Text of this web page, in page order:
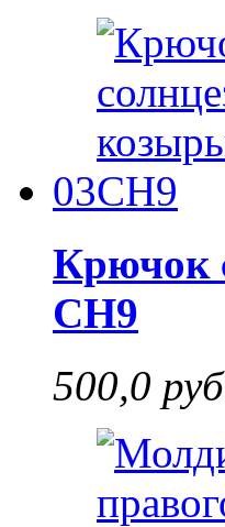
03
Крючок
CH9
500,0